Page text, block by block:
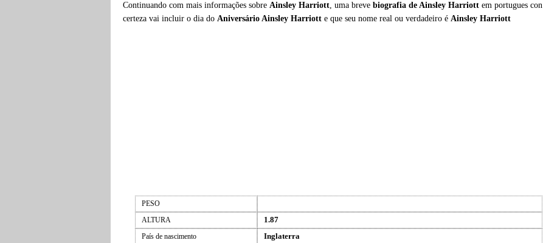
Continuando com mais informações sobre Ainsley Harriott, uma breve biografia de Ainsley Harriott em portugues con
certeza vai incluir o dia do Aniversário Ainsley Harriott e que seu nome real ou verdadeiro é Ainsley Harriott
PESO
ALTURA
1.87
País de nascimento Inglaterra